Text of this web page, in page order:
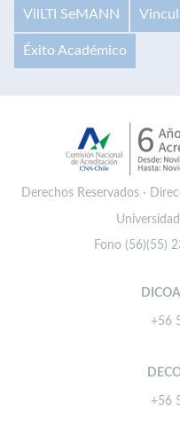
VilLTI SeMANN
Éxito Académico
Derechos Reservados ·
Fono (56)(55)
+56
+56